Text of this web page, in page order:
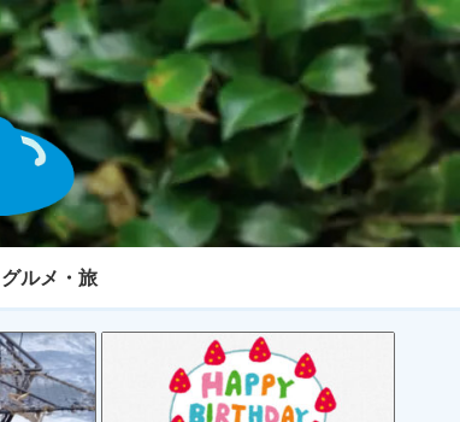
グルメ・旅